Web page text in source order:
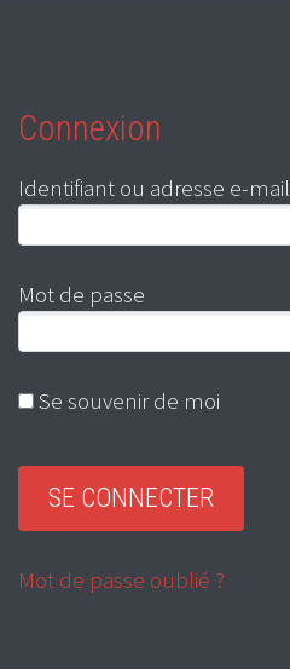
Connexion
Identifiant ou adresse e-mail
Mot de passe
Se souvenir de moi
Mot de passe oublié ?